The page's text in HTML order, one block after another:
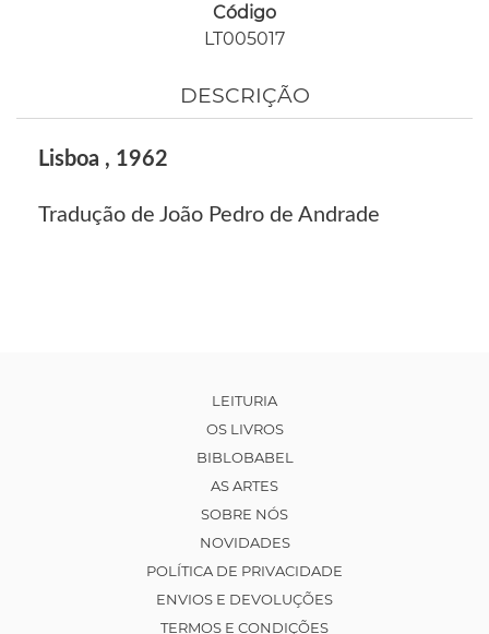
Código
LT005017
DESCRIÇÃO
Lisboa , 1962
Tradução de João Pedro de Andrade
LEITURIA
OS LIVROS
BIBLOBABEL
AS ARTES
SOBRE NÓS
NOVIDADES
POLÍTICA DE PRIVACIDADE
ENVIOS E DEVOLUÇÕES
TERMOS E CONDIÇÕES